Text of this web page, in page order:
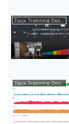
Tacx Trainning Desktop App